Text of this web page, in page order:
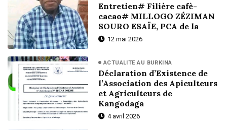
Entretien# Filière cafè-
cacao# MILLOGO ZÉZIMAN
SOURO ESAÏE, PCA de la
12 mai 2026
ACTUALITE AU BURKINA
Déclaration d’Existence de
l’Association des Apiculteurs
et Agriculteurs de
Kangodaga
4 avril 2026